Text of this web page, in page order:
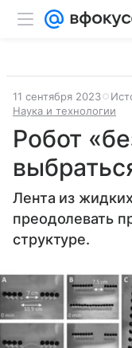
11 сентября 2023
Наука и технологии
Робот
Лента из
преодолевать
структуре.